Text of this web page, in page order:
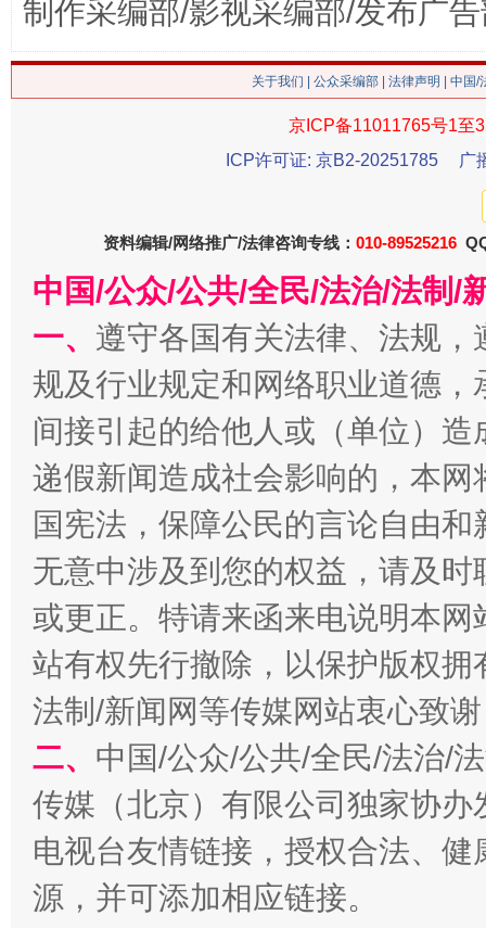
在谋一域中谋全局
魏明亮
“刷贴”乱象丛生
生
制作采编部/影视采编部/发布广
关于我们 公众采编部 法律声明 | 中国
京ICP备11011765号1至
ICP许可证: 京B2-20251785
广
资料编辑/网络推广/法律咨询专线： 010-89525216
中国/公众/公共/全民/法治/法制/
一、 遵守各国有关法律、法规
规及行业规定和网络职业道德
间接引起的给他人或（单位）
递假新闻造成社会影响的，本
国宪法，保障公民的言论自由
无意中涉及到您的权益，请及
或更正。特请来函来电说明本
站有权先行撤除，以保护版权
法制/新闻网等传媒网站衷心致
二、 中国/公众/公共/全民/法治/
传媒（北京）有限公司独家协
电视台友情链接，授权合法、
源，并可添加相应链接。